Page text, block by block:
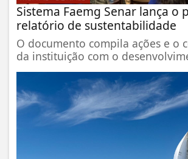
Sistema Faemg Senar lança o
relatório de sustentabilidade
O documento compila ações e o
da instituição com o